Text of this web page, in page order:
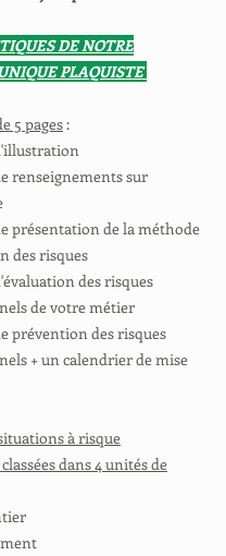
DE NOTRE
PLAQUISTE
5 pages:
renseignements sur
présentation de la méthode
des risques
des risques
de votre métier
prévention des risques
+ un calendrier de mise
à risque
dans 4 unités de